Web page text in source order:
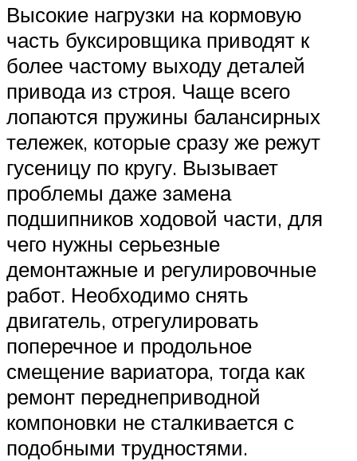
Высокие нагрузки на кормовую
часть буксировщика приводят к
более частому выходу деталей
привода из строя. Чаще всего
лопаются пружины балансирных
тележек, которые сразу же режут
гусеницу по кругу. Вызывает
проблемы даже замена
подшипников ходовой части, для
чего нужны серьезные
демонтажные и регулировочные
работ. Необходимо снять
двигатель, отрегулировать
поперечное и продольное
смещение вариатора, тогда как
ремонт переднеприводной
компоновки не сталкивается с
подобными трудностями.